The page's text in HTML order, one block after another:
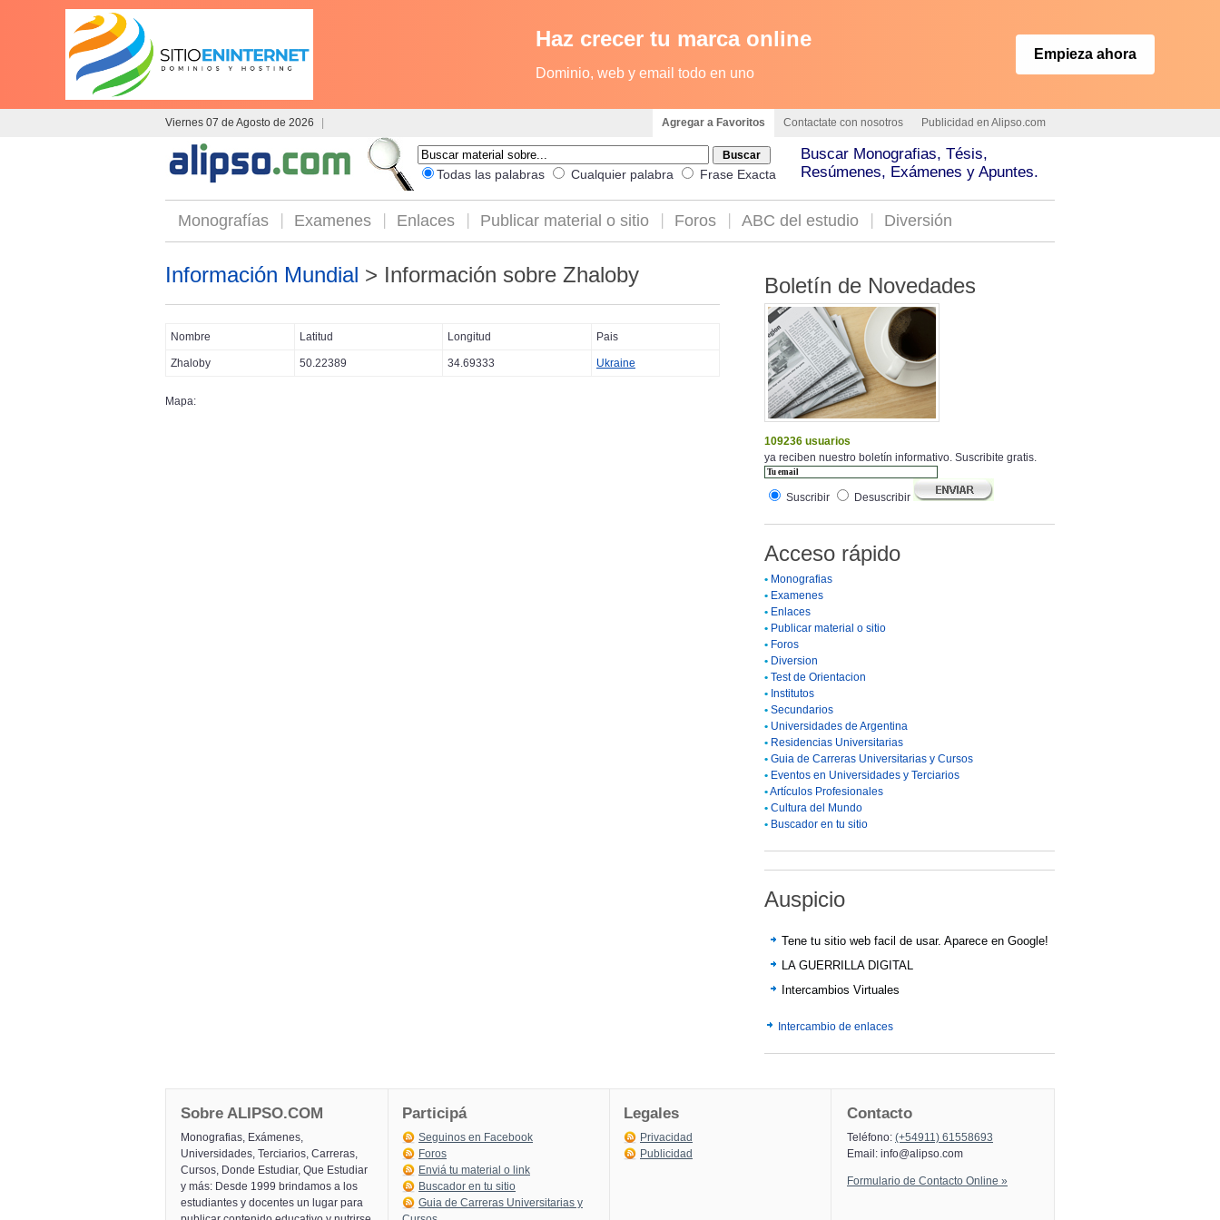
Haz crecer tu marca online
Dominio, web y email todo en uno
Empieza ahora
Viernes 07 de Agosto de 2026 Agregar a Favoritos Contactate con nosotros Publicidad en Alipso.com
Todas las palabras Cualquier palabra Frase Exacta
Buscar Monografias, Tésis,
Resúmenes, Exámenes y Apuntes.
Monografías Examenes Enlaces Publicar material o sitio Foros ABC del estudio Diversión
Información Mundial > Información sobre Zhaloby
Nombre Latitud Longitud Pais
Zhaloby 50.22389 34.69333 Ukraine
Mapa:
Boletín de Novedades
109236 usuarios
ya reciben nuestro boletín informativo. Suscribite gratis.
Suscribir Desuscribir
Acceso rápido
• Monografias
• Examenes
• Enlaces
• Publicar material o sitio
• Foros
• Diversion
• Test de Orientacion
• Institutos
• Secundarios
• Universidades de Argentina
• Residencias Universitarias
• Guia de Carreras Universitarias y Cursos
• Eventos en Universidades y Terciarios
•Artículos Profesionales
• Cultura del Mundo
• Buscador en tu sitio
Auspicio
Tene tu sitio web facil de usar. Aparece en Google!
LA GUERRILLA DIGITAL
Intercambios Virtuales
Intercambio de enlaces
Sobre ALIPSO.COM
Monografias, Exámenes,
Universidades, Terciarios, Carreras,
Cursos, Donde Estudiar, Que Estudiar
y más: Desde 1999 brindamos a los
estudiantes y docentes un lugar para
Participá
Seguinos en Facebook
Foros
Enviá tu material o link
Buscador en tu sitio
Guia de Carreras Universitarias y
Legales
Privacidad
Publicidad
Contacto
Teléfono: (+54911) 61558693
Email: info@alipso.com
Formulario de Contacto Online »